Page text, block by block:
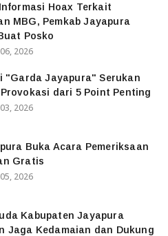
Hoax Terkait
MBG, Pemkab Jayapura
Posko
2026
"Garda Jayapura" Serukan
dari 5 Point Penting
2026
Buka Acara Pemeriksaan
Gratis
2026
Kabupaten Jayapura
Jaga Kedamaian dan Dukung